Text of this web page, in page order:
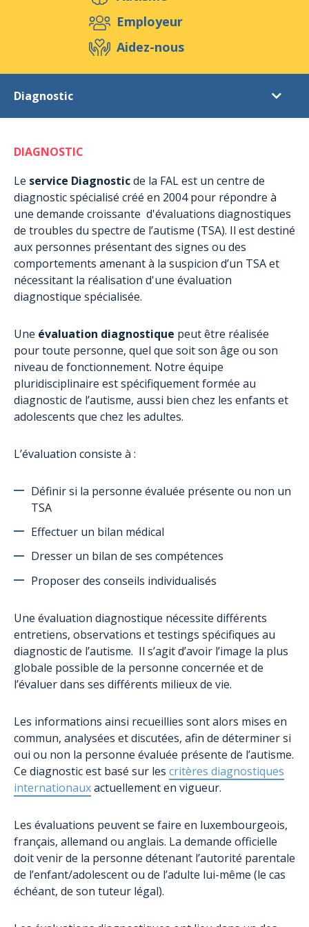
Aidez-nous
Evénements Publications Médias
Ressources & Outils
Employeur
Aidez-nous
Diagnostic
Soutien post-diagnostic
Activités de jour pour adultes
Activités extrascolaires
Hébergement à Munshausen
Hébergement à Rambrouch
Séjours de courte durée
Séjours et colonies
Formations
Assistance administrative aux familles
Le Projet aTypik SpAce
DIAGNOSTIC
Le service Diagnosticde la FAL est un centre de
diagnostic spécialisé créé en 2004 pour répondre à
une demande croissante d'évaluations diagnostiques
de troubles du spectre de l’autisme (TSA). Il est destiné
aux personnes présentant des signes ou des
comportements amenant à la suspicion d’un TSA et
nécessitant la réalisation d'une évaluation
diagnostique spécialisée.
Une évaluation diagnostique peut être réalisée
pour toute personne, quel que soit son âge ou son
niveau de fonctionnement. Notre équipe
pluridisciplinaire est spécifiquement formée au
diagnostic de l’autisme, aussi bien chez les enfants et
adolescents que chez les adultes.
L’évaluation consiste à :
Définir si la personne évaluée présente ou non un
TSA
Effectuer un bilan médical
Dresser un bilan de ses compétences
Proposer des conseils individualisés
Une évaluation diagnostique nécessite différents
entretiens, observations et testings spécifiques au
diagnostic de l’autisme. Il s’agit d’avoir l’image la plus
globale possible de la personne concernée et de
l’évaluer dans ses différents milieux de vie.
Les informations ainsi recueillies sont alors mises en
commun, analysées et discutées, afin de déterminer si
oui ou non la personne évaluée présente de l’autisme.
Ce diagnostic est basé sur les critères diagnostiques
internationauxactuellement en vigueur.
Les évaluations peuvent se faire en luxembourgeois,
français, allemand ou anglais. La demande officielle
doit venir de la personne détenant l’autorité parentale
de l’enfant/adolescent ou de l’adulte lui-même (le cas
échéant, de son tuteur légal).